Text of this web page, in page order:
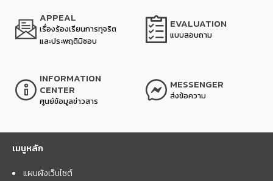
APPEAL
เรื่องร้องเรียนการทุจริต
และประพฤติมิชอบ
EVALUATION
แบบสอบถาม
INFORMATION
CENTER
ศูนย์ข้อมูลข่าวสาร
MESSENGER
ส่งข้อความ
เมนูหลัก
แผนผังเว็บไซต์